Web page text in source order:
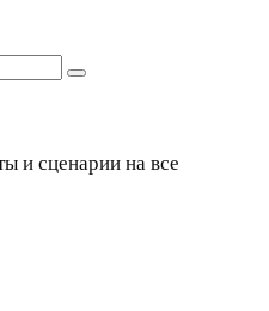
и сценарии на все